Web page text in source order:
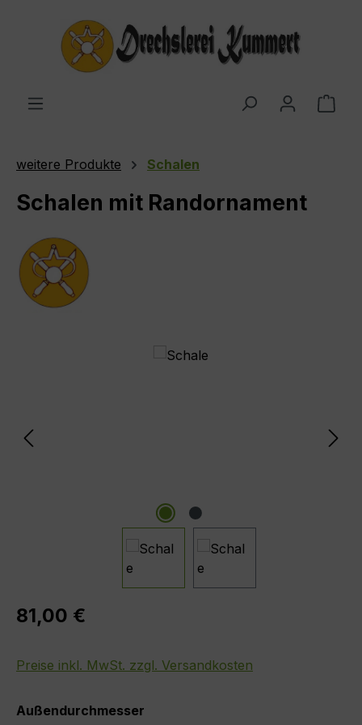
Zum Hauptinhalt springen
weitere Produkte Schalen
Schalen mit Randornament
Bildergalerie überspringen
Regulärer Preis:
81,00 €
Preise inkl. MwSt. zzgl. Versandkosten
Außendurchmesser